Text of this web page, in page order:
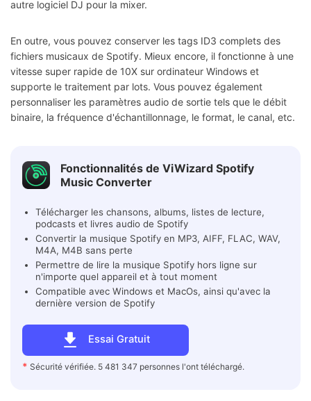
autre logiciel DJ pour la mixer.
En outre, vous pouvez conserver les tags ID3 complets des
fichiers musicaux de Spotify. Mieux encore, il fonctionne à une
vitesse super rapide de 10X sur ordinateur Windows et
supporte le traitement par lots. Vous pouvez également
personnaliser les paramètres audio de sortie tels que le débit
binaire, la fréquence d'échantillonnage, le format, le canal, etc.
Fonctionnalités de ViWizard Spotify
Music Converter
Essai Gratuit
* Sécurité vérifiée. 5 481 347 personnes l'ont téléchargé.
Télécharger les chansons, albums, listes de lecture,
podcasts et livres audio de Spotify
Convertir la musique Spotify en MP3, AIFF, FLAC, WAV,
M4A, M4B sans perte
Permettre de lire la musique Spotify hors ligne sur
n'importe quel appareil et à tout moment
Compatible avec Windows et MacOs, ainsi qu'avec la
dernière version de Spotify